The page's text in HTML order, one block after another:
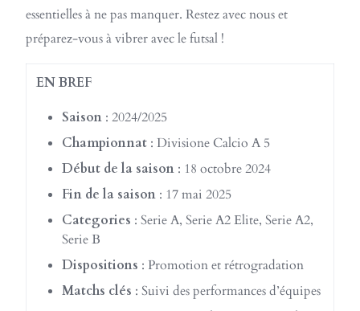
essentielles à ne pas manquer. Restez avec nous et
préparez-vous à vibrer avec le futsal !
EN BREF
Saison : 2024/2025
Championnat : Divisione Calcio A 5
Début de la saison : 18 octobre 2024
Fin de la saison : 17 mai 2025
Categories : Serie A, Serie A2 Elite, Serie A2,
Serie B
Dispositions : Promotion et rétrogradation
Matchs clés : Suivi des performances d’équipes